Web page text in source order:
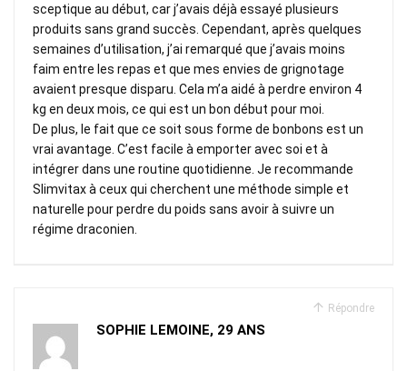
sceptique au début, car j’avais déjà essayé plusieurs
produits sans grand succès. Cependant, après quelques
semaines d’utilisation, j’ai remarqué que j’avais moins
faim entre les repas et que mes envies de grignotage
avaient presque disparu. Cela m’a aidé à perdre environ 4
kg en deux mois, ce qui est un bon début pour moi.
De plus, le fait que ce soit sous forme de bonbons est un
vrai avantage. C’est facile à emporter avec soi et à
intégrer dans une routine quotidienne. Je recommande
Slimvitax à ceux qui cherchent une méthode simple et
naturelle pour perdre du poids sans avoir à suivre un
régime draconien.
Répondre
SOPHIE LEMOINE, 29 ANS